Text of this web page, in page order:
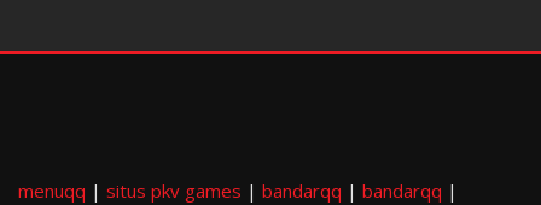
menuqq | situs pkv games | bandarqq | bandarqq |